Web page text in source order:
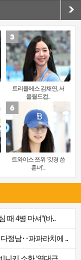
트리플에스 김채연, 서
울월드컵..
트와이스 쯔위 ‘갓경 쓴
훈녀’..
때 4병 마셔”(바..
정남‥파파라치에 ..
니키 소화 ‘역대급..